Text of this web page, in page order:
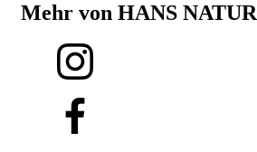
Mehr von HANS NATUR